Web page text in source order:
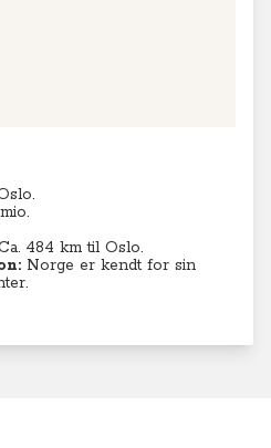
mio.
484 km til Oslo.
Norge er kendt for sin